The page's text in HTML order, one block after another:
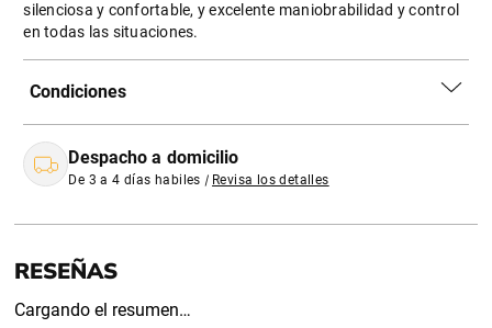
silenciosa y confortable, y excelente maniobrabilidad y control
en todas las situaciones.
Condiciones
Despacho a domicilio
De 3 a 4 días habiles | Revisa los detalles
Cargando el resumen…